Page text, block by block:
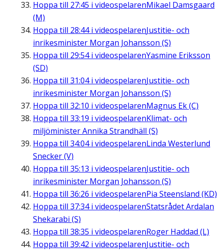
Hoppa till 27:45 i videospelarenMikael Damsgaard
(M)
Hoppa till 28:44i videospelarenJustitie- och
inrikesminister Morgan Johansson (S)
Hoppa till 29:54i videospelarenYasmine Eriksson
(SD)
Hoppa till 31:04i videospelarenJustitie- och
inrikesminister Morgan Johansson (S)
Hoppa till 32:10 i videospelarenMagnus Ek (C)
Hoppa till 33:19 i videospelarenKlimat- och
miljöminister Annika Strandhäll (S)
Hoppa till 34:04i videospelarenLinda Westerlund
Snecker (V)
Hoppa till 35:13 i videospelarenJustitie- och
inrikesminister Morgan Johansson (S)
Hoppa till 36:26 i videospelarenPia Steensland (KD)
Hoppa till 37:34i videospelarenStatsrådet Ardalan
Shekarabi (S)
Hoppa till 38:35 i videospelarenRoger Haddad (L)
Hoppa till 39:42 i videospelarenJustitie- och